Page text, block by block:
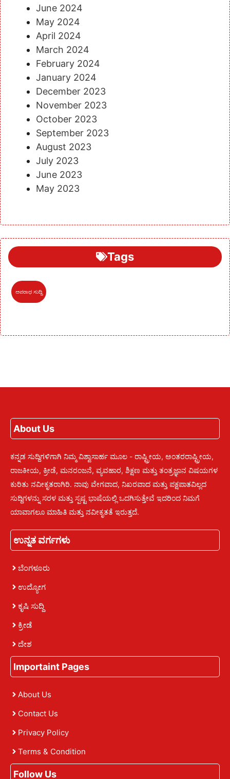
June 2024
May 2024
April 2024
March 2024
February 2024
January 2024
December 2023
November 2023
October 2023
September 2023
August 2023
July 2023
June 2023
May 2023
Tags
ಅಪರಾಧ ಸುದ್ದಿ
About Us
ಕನ್ನಡ ಸುದ್ದಿಗಳಿಗಾಗಿ ನಿಮ್ಮ ವಿಶ್ವಾಸಾರ್ಹ ಮೂಲ - ರಾಷ್ಟ್ರೀಯ, ಅಂತರರಾಷ್ಟ್ರೀಯ,
ರಾಜಕೀಯ, ಕ್ರೀಡೆ, ಮನರಂಜನೆ, ವ್ಯವಹಾರ, ಶಿಕ್ಷಣ ಮತ್ತು ತಂತ್ರಜ್ಞಾನ ವಿಷಯಗಳ
ಕುರಿತು ನವೀಕೃತರಾಗಿರಿ. ನಾವು ವೇಗವಾದ, ನಿಖರವಾದ ಮತ್ತು ಪಕ್ಷಪಾತವಿಲ್ಲದ
ಸುದ್ದಿಗಳನ್ನು ಸರಳ ಮತ್ತು ಸ್ಪಷ್ಟ ಭಾಷೆಯಲ್ಲಿ ಒದಗಿಸುತ್ತೇವೆ ಇದರಿಂದ ನಿಮಗೆ
ಯಾವಾಗಲೂ ಮಾಹಿತಿ ಮತ್ತು ನವೀಕೃತತೆ ಇರುತ್ತದೆ.
ಉನ್ನತ ವರ್ಗಗಳು
ಬೆಂಗಳೂರು
ಉದ್ಯೋಗ
ಕೃಷಿ ಸುದ್ದಿ
ಕ್ರೀಡೆ
ದೇಶ
Importaint Pages
About Us
Contact Us
Privacy Policy
Terms & Condition
Follow Us